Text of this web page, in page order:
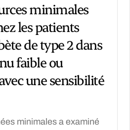
minimales
les patients
de type 2 dans
faible ou
une sensibilité
minimales a examiné